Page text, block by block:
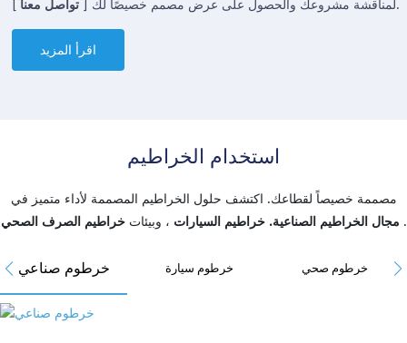
تواصل معنا ] لمناقشة مشروعك والحصول على عرض مصمم خصيصًا لك.
اقرأ المزيد
استخدام الخراطيم
مصممة خصيصاً لقطاعك. اكتشف حلول الخراطيم المصممة لأداء متميز في
مجال الخراطيم الصناعية. خراطيم السيارات ، وبيئاتخراطيم الصرف الصحي .
خرطوم صناعي خرطوم سيارة خرطوم صحي